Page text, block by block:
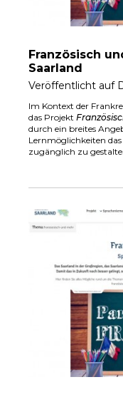
Französisch
Saarland
Veröffentlicht auf
Im Kontext der
das Projekt
durch ein breites
Lernmöglichkeiten
zugänglich zu